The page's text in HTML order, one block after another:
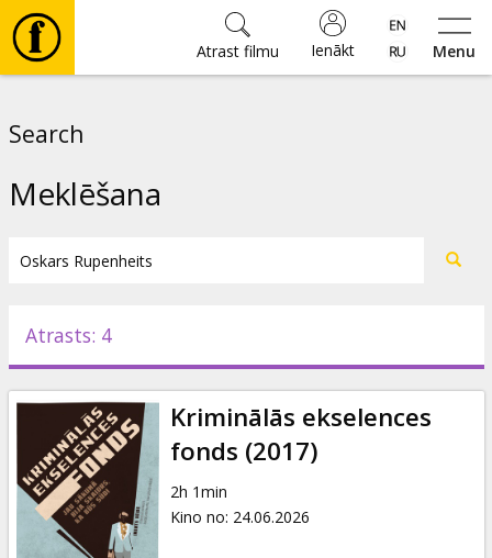
Menu
Ienākt
Atrast filmu
Pasākumi
Ziņas
Dāvanu
kartes
Search
Meklēšana
Atrasts: 4
Kriminālās ekselences
fonds (2017)
2h 1min
Kino no: 24.06.2026